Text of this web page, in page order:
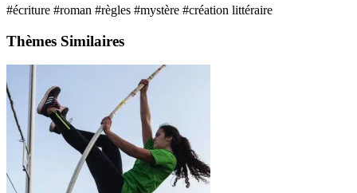
#écriture #roman #règles #mystère #création littéraire
Thèmes Similaires